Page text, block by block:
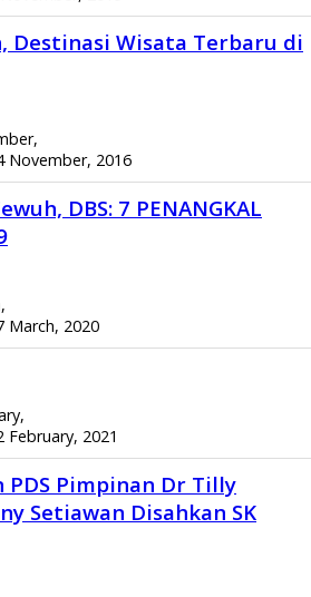
Destinasi Wisata Terbaru di
November, 2016
DBS: 7 PENANGKAL
March, 2020
February, 2021
PDS Pimpinan Dr Tilly
Setiawan Disahkan SK